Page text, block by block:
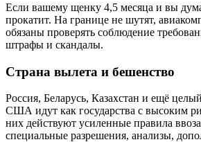
Если вашему щенку 4,5 месяца и вы
прокатит. На границе не шутят,
обязаны проверять соблюдение
штрафы и скандалы.
Страна вылета и бешенство
Россия, Беларусь, Казахстан и ещё
США идут как государства с высоким
них действуют усиленные правила
специальные разрешения, анализы,